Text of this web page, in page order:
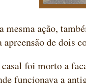
mesma ação,
apreensão de dois
foi morto a
funcionava a